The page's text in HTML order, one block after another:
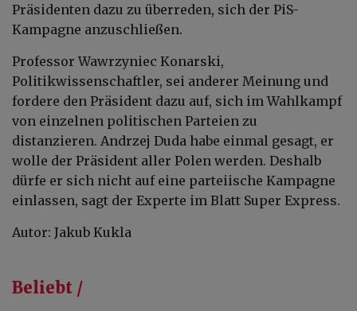
Präsidenten dazu zu überreden, sich der PiS-
Kampagne anzuschließen.
Professor Wawrzyniec Konarski,
Politikwissenschaftler, sei anderer Meinung und
fordere den Präsident dazu auf, sich im Wahlkampf
von einzelnen politischen Parteien zu
distanzieren. Andrzej Duda habe einmal gesagt, er
wolle der Präsident aller Polen werden. Deshalb
dürfe er sich nicht auf eine parteiische Kampagne
einlassen, sagt der Experte im Blatt Super Express.
Autor: Jakub Kukla
Beliebt /